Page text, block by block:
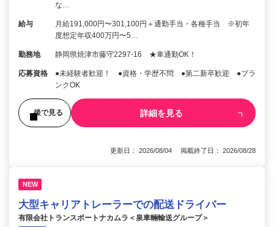
な…
給与
月給191,000円〜301,100円＋通勤手当・各種手当 ※初年
度想定年収400万円〜5…
勤務地 静岡県焼津市藤守2297-16 ★車通勤OK！
応募資格
●未経験者歓迎！ ●資格・学歴不問 ●第二新卒歓迎 ●ブラ
ンクOK
後で見る 詳細を見る
更新日： 2026/08/04 掲載終了日： 2026/08/28
NEW
大型キャリアトレーラーでの配送ドライバー
有限会社トランスポートナカムラ＜泉車輛輸送グループ＞